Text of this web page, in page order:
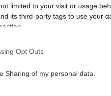
limited to your visit or usage
its third-party tags to use your
Opt Outs
Sharing of my personal data.